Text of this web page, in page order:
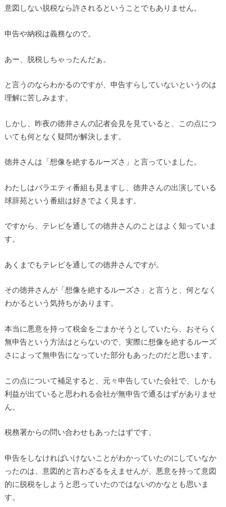
意図しない脱税なら許されるということでもありません。
申告や納税は義務なので。
あー、脱税しちゃったんだぁ。
と言うのならわかるのですが、申告すらしていないというのは
理解に苦しみます。
しかし、昨夜の徳井さんの記者会見を見ていると、この点につ
いても何となく疑問が解決します。
徳井さんは「想像を絶するルーズさ」と言っていました。
わたしはバラエティ番組も見ますし、徳井さんの出演している
球辞苑という番組は好きでよく見ます。
ですから、テレビを通しての徳井さんのことはよく知っていま
す。
あくまでもテレビを通しての徳井さんですが。
その徳井さんが「想像を絶するルーズさ」と言うと、何となく
わかるという気持ちがあります。
本当に悪意を持って税金をごまかそうとしていたら、おそらく
無申告という方法はとらないので、実際に想像を絶するルーズ
さによって無申告になっていた部分もあったのだと思います。
この点について補足すると、元々申告していた会社で、しかも
利益が出ていると思われる会社が無申告で通るはずがありませ
ん。
税務署からの問い合わせもあったはずです。
申告をしなければいけないことがわかっていたのにしていなか
ったのは、意図的と言わざるをえませんが、悪意を持って意図
的に脱税をしようと思っていたのではないのかなとも思いま
す。